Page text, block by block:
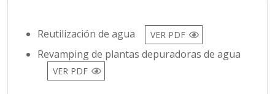
Reutilización de agua VER PDF
Revamping de plantas depuradoras de agua
VER PDF